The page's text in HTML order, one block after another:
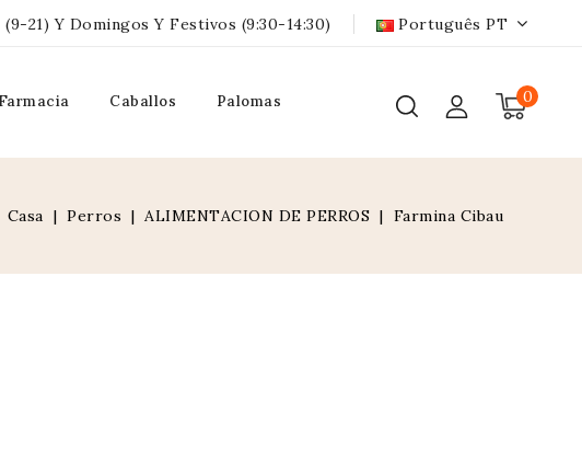
(9-21) Y Domingos Y Festivos (9:30-14:30) Português PT
0
Farmacia Caballos
Palomas
Casa Perros ALIMENTACION DE PERROS Farmina Cibau